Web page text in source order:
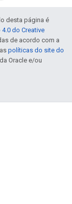
desta página é
do Creative
de acordo com a
políticas do site do
Oracle e/ou